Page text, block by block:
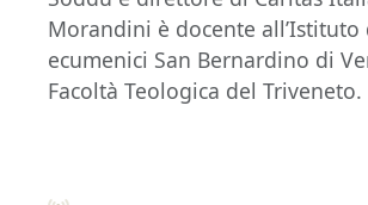
Morandini è docente all’Istituto
ecumenici San Bernardino di
Facoltà Teologica del Triveneto.